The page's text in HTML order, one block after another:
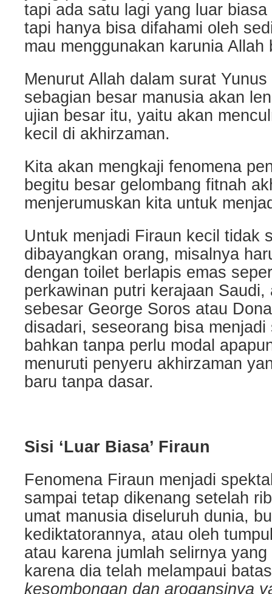
tapi ada satu lagi yang luar
tapi hanya bisa difahami oleh
mau menggunakan karunia Allah
Menurut Allah dalam surat
sebagian besar manusia akan
ujian besar itu, yaitu akan
kecil di akhirzaman.
Kita akan mengkaji fenomena
begitu besar gelombang fitnah
menjerumuskan kita untuk
Untuk menjadi Firaun kecil tidak
dibayangkan orang, misalnya
dengan toilet berlapis emas
perkawinan putri kerajaan Saudi,
sebesar George Soros atau
disadari, seseorang bisa
bahkan tanpa perlu modal
menuruti penyeru akhirzaman
baru tanpa dasar.
Sisi ‘Luar Biasa’ Firaun
Fenomena Firaun menjadi
sampai tetap dikenang setelah
umat manusia diseluruh dunia,
kediktatorannya, atau oleh
atau karena jumlah selirnya
karena dia telah melampaui
kesombongan dan arogansinya